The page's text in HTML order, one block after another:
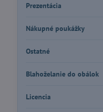
Prezentácia
Nákupné poukážky
Ostatné
Blahoželanie do obálok
Licencia